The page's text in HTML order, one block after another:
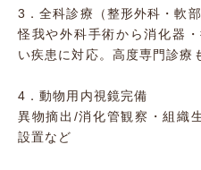
3．全科診療（整形外科・軟部
怪我や外科手術から消化器
い疾患に対応。高度専門診療
4．動物用内視鏡完備
異物摘出/消化管観察・組織
設置など